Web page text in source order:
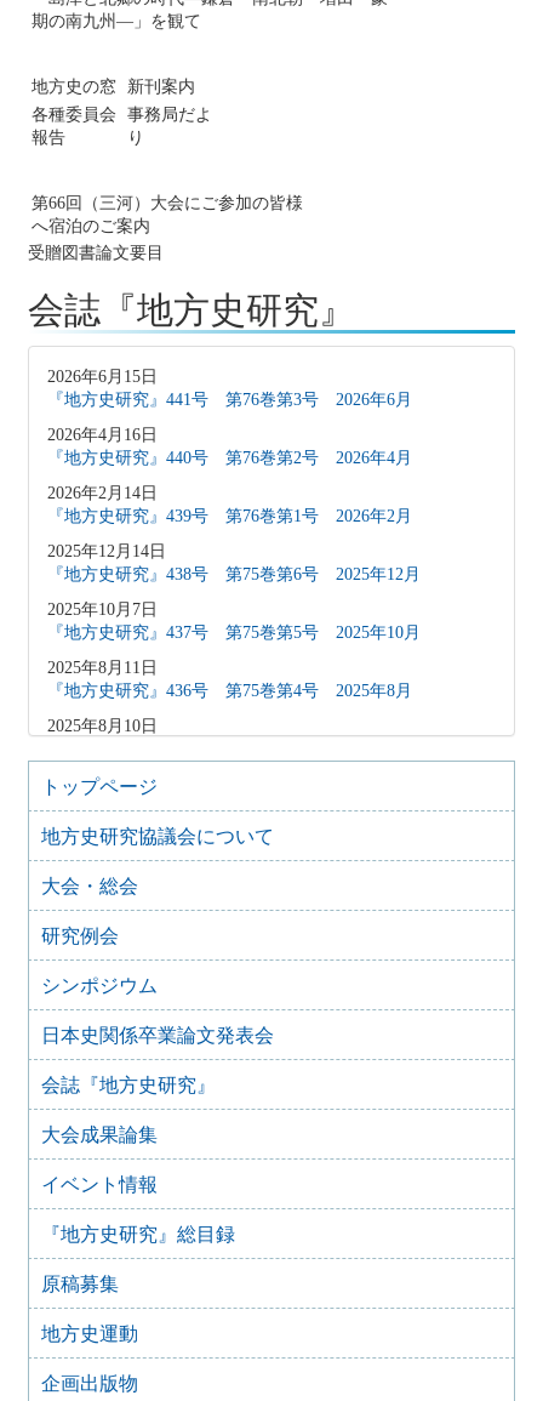
期の南九州―」を観て
地方史の窓
新刊案内
各種委員会
報告
事務局だよ
り
第66回（三河）大会にご参加の皆様
へ宿泊のご案内
受贈図書論文要目
会誌『地方史研究』
2026年6月15日
『地方史研究』441号 第76巻第3号 2026年6月
2026年4月16日
『地方史研究』440号 第76巻第2号 2026年4月
2026年2月14日
『地方史研究』439号 第76巻第1号 2026年2月
2025年12月14日
『地方史研究』438号 第75巻第6号 2025年12月
2025年10月7日
『地方史研究』437号 第75巻第5号 2025年10月
2025年8月11日
『地方史研究』436号 第75巻第4号 2025年8月
2025年8月10日
2025年6月9日
『地方史研究』435号 第75巻第3号 2025年6月
2025年4月9日
『地方史研究』434号 第75巻第2号 2025年4月
2025年2月10日
『地方史研究』433号 第75巻第1号 2025年2月
2025年1月15日
『地方史研究』432号 第74巻第6号 2024年12月
『地方史研究』431号 第74巻第5号 2024年10月
2024年11月20日
『地方史研究』430号 第74巻第4号 2024年8月
2024年6月4日
『地方史研究』429号 第75巻第3号 2024年6月
2024年6月4日
『地方史研究』428号 第74巻第2号 2024年4月
2024年6月4日
『地方史研究』427号 第74巻第1号 2024年2月
2023年12月24日
『地方史研究』426号 第73巻第6号 2023年12月
『地方史研究』425号 第73巻第5号 2023年10月
トップページ
地方史研究協議会について
大会・総会
研究例会
シンポジウム
日本史関係卒業論文発表会
会誌『地方史研究』
大会成果論集
イベント情報
『地方史研究』総目録
原稿募集
地方史運動
企画出版物